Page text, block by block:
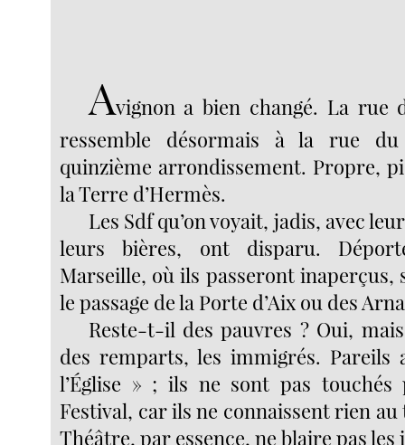
Avignon a bien changé. La rue
ressemble désormais à la rue
quinzième arrondissement. Propre,
la Terre d’Hermès.
Les Sdf qu’on voyait, jadis, avec
leurs bières, ont disparu.
Marseille, où ils passeront inaperçus,
le passage de la Porte d’Aix ou des
Reste-t-il des pauvres ? Oui,
des remparts, les immigrés. Pareils
l’Église » ; ils ne sont pas
Festival, car ils ne connaissent rien
Théâtre, par essence, ne blaire pas